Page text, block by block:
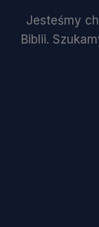
Jesteśmy
Biblii.